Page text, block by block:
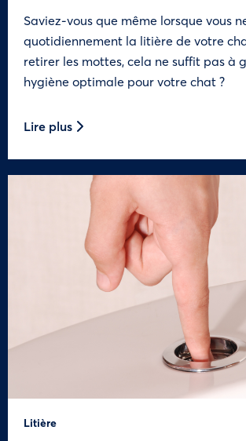
Saviez-vous que même lorsque vous
quotidiennement la litière de votre
retirer les mottes, cela ne suffit pas à
hygiène optimale pour votre chat ?
Lire plus
Litière